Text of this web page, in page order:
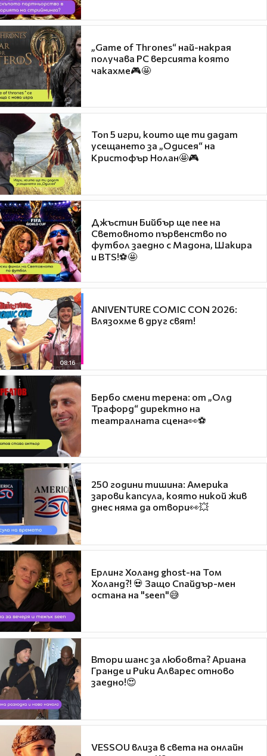
„Game of Thrones“ най-накрая
получава PC версията която
чакахме🎮🤩
Топ 5 игри, които ще ти дадат
усещането за „Одисея“ на
Кристофър Нолан🤩🎮
Джъстин Бийбър ще пее на
Световното първенство по
футбол заедно с Мадона, Шакира
и BTS!⚽🤩
08:16
ANIVENTURE COMIC CON 2026:
Влязохме в друг свят!
Бербо смени терена: от „Олд
Трафорд“ директно на
театралната сцена👀⚽
250 години тишина: Америка
зарови капсула, която никой жив
днес няма да отвори👀💥
Ерлинг Холанд ghost-на Том
Холанд?! 💀 Защо Спайдър-мен
остана на "seen"😅
Втори шанс за любовта? Ариана
Гранде и Рики Алварес отново
заедно!😍
VESSOU влиза в света на онлайн